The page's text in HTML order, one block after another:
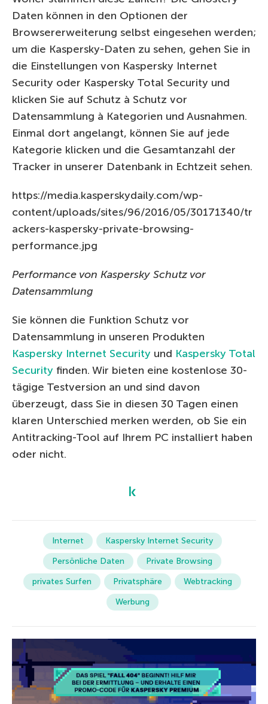
Daten können in den Optionen der
Browsererweiterung selbst eingesehen werden;
um die Kaspersky-Daten zu sehen, gehen Sie in
die Einstellungen von Kaspersky Internet
Security oder Kaspersky Total Security und
klicken Sie auf Schutz à Schutz vor
Datensammlung à Kategorien und Ausnahmen.
Einmal dort angelangt, können Sie auf jede
Kategorie klicken und die Gesamtanzahl der
Tracker in unserer Datenbank in Echtzeit sehen.
https://media.kasperskydaily.com/wp-
content/uploads/sites/96/2016/05/30171340/tr
ackers-kaspersky-private-browsing-
performance.jpg
Performance von Kaspersky Schutz vor
Datensammlung
Sie können die Funktion Schutz vor
Datensammlung in unseren Produkten
Kaspersky Internet Security und Kaspersky Total
Security finden. Wir bieten eine kostenlose 30-
tägige Testversion an und sind davon
überzeugt, dass Sie in diesen 30 Tagen einen
klaren Unterschied merken werden, ob Sie ein
Antitracking-Tool auf Ihrem PC installiert haben
oder nicht.
Internet
Kaspersky Internet Security
Persönliche Daten
Private Browsing
privates Surfen
Privatsphäre
Webtracking
Werbung